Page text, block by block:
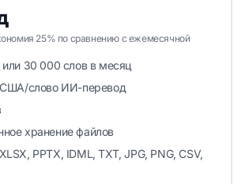
25% по сравнению с ежемесячной
или 30 000 слов в месяц
слово ИИ-перевод
хранение файлов
PPTX, IDML, TXT, JPG, PNG, CSV,